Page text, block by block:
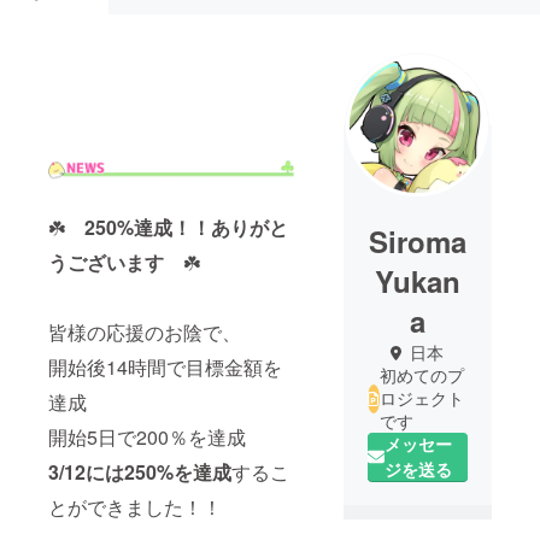
☘️ 250%達成！！ ありがと
うございます ☘️
皆様の応援のお陰で、
開始後14時間で目標金額を
達成
開始5日で200％を達成
3/12には250%を達成するこ
とができました！！
Siroma
Yukan
a
日本
初めてのプ
ロジェクト
です
メッセー
ジを送る